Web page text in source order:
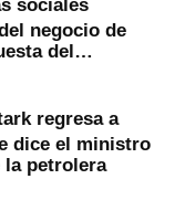
sociales
negocio de
del
regresa a
dice el ministro
la petrolera